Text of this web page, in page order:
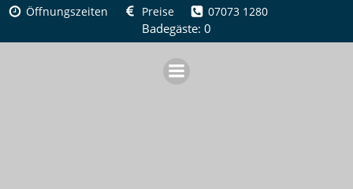
Zum
Inhalt
springen
Öffnungszeiten Preise 07073 1280
Badegäste: 0